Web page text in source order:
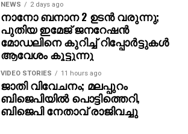
NEWS 2 days ago
നാനോ ബനാന 2 ഉടന്‍ വരുന്നു;
പുതിയ ഇമേജ് ജനറേഷന്‍
മോഡലിനെ കുറിച്ച് റിപ്പോര്‍ട്ടുകള്‍
ആവേശം കൂട്ടുന്നു
VIDEO STORIES 11 hours ago
ജാതി വിവേചനം; മലപ്പുറം
ബിജെപിയില്‍ പൊട്ടിത്തെറി,
ബിജെപി നേതാവ് രാജിവച്ചു